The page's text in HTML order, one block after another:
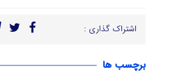
اشتراک گذاری :
برچسب ها